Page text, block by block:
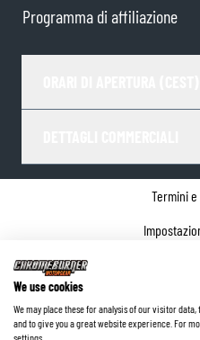
Programma di affiliazione
Termini
©2026
We use cookies
We may place these for analysis of our visitor
and to give you a great website experience. For
settings.